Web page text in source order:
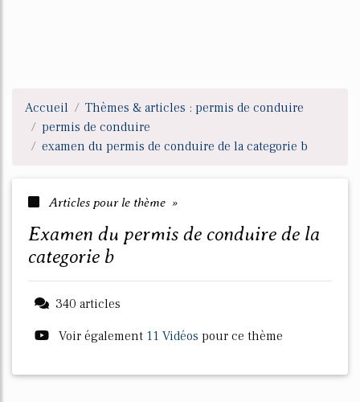
Accueil
Thèmes & articles : permis de conduire
permis de conduire
examen du permis de conduire de la categorie b
Articles pour le thème »
examen du permis de conduire de la
categorie b
340 articles
Voir également 11 Vidéos pour ce thème